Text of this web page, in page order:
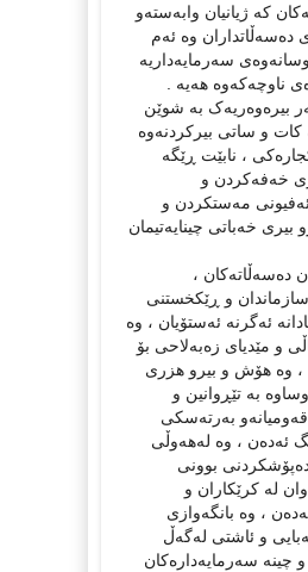
کە ژیانیان وابەستەو
دەسەڵاتداران وە ئەم
سەرمایەداریە
ناوچەکەوە هەیە .
بیرەوەریەک بە شوێن
کات و ساتی بیرکردنەوە
، نابێت ڕێگە
خەفەکردن و
مەستکردن و
خەباتی چینایەتیمان
دەسەڵاتەکان ،
و ڕێکخستنی
ئەگرنە ئەستۆیان ، وە
و مێدیای زەبەلاحی بۆ
، وە هۆش و بیرو هزری
بە تێڕوانین و
بەرتەسکی
ئەدەن ، وە لەهەوڵی
بوونی
لە کرێکاران و
، وە بانگەوازی
و ئاشتی لەگەڵ
چینە سەرمایەدارەکان